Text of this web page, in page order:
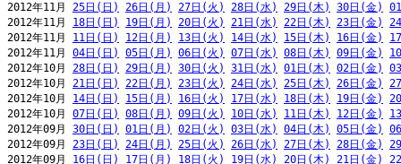
2012年11月 25日(日) 26日(月) 27日(火) 28日(水) 29日(木) 30日(金)
2012年11月 18日(日) 19日(月) 20日(火) 21日(水) 22日(木) 23日(金)
2012年11月 11日(日) 12日(月) 13日(火) 14日(水) 15日(木) 16日(金)
2012年11月 04日(日) 05日(月) 06日(火) 07日(水) 08日(木) 09日(金)
2012年10月 28日(日) 29日(月) 30日(火) 31日(水) 01日(木) 02日(金)
2012年10月 21日(日) 22日(月) 23日(火) 24日(水) 25日(木) 26日(金)
2012年10月 14日(日) 15日(月) 16日(火) 17日(水) 18日(木) 19日(金)
2012年10月 07日(日) 08日(月) 09日(火) 10日(水) 11日(木) 12日(金)
2012年09月 30日(日) 01日(月) 02日(火) 03日(水) 04日(木) 05日(金)
2012年09月 23日(日) 24日(月) 25日(火) 26日(水) 27日(木) 28日(金)
2012年09月 16日(日) 17日(月) 18日(火) 19日(水) 20日(木) 21日(金)